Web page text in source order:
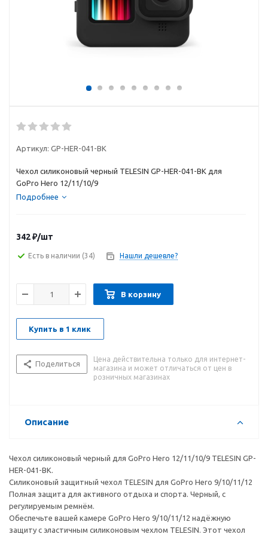
Артикул: GP-HER-041-BK
Чехол силиконовый черный TELESIN GP-HER-041-BK для
GoPro Hero 12/11/10/9
Подробнее
342₽/шт
Есть в наличии (34) Нашли дешевле?
В корзину
Купить в 1 клик
Поделиться
Цена действительна только для интернет-
магазина и может отличаться от цен в
розничных магазинах
Описание
Чехол силиконовый черный для GoPro Hero 12/11/10/9 TELESIN GP-
HER-041-BK.
Силиконовый защитный чехол TELESIN для GoPro Hero 9/10/11/12
Полная защита для активного отдыха и спорта. Черный, с
регулируемым ремнём.
Обеспечьте вашей камере GoPro Hero 9/10/11/12 надёжную
защиту с эластичным силиконовым чехлом TELESIN. Этот чехол